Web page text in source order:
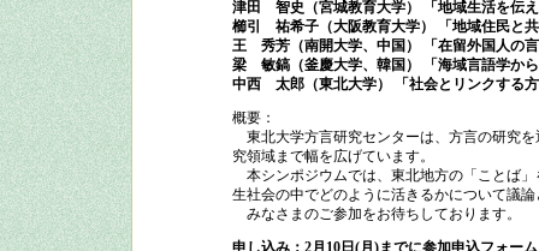
津田 智史（宮城教育大学） 「地域生活を伝
櫛引 祐希子（大阪教育大学） 「地域住民と
王 秀芳（南開大学、中国） 「在留外国人の
梁 敏鎬（釜慶大学、韓国） 「海域言語学か
中西 太郎（東北大学） 「社会とリンクする
概要：
東北大学方言研究センターは、方言の研究
究領域まで幅を広げています。
本シンポジウムでは、東北地方の「ことば
生社会の中でどのように活きるかについて議
みなさまのご参加をお待ちしております。
申し込み： 2月10日(月)までに参加申込フォー